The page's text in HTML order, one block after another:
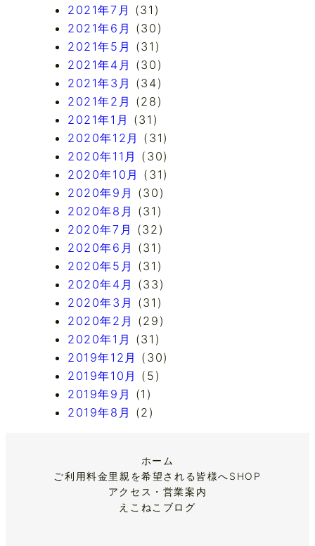
2021年7月 (31)
2021年6月 (30)
2021年5月 (31)
2021年4月 (30)
2021年3月 (34)
2021年2月 (28)
2021年1月 (31)
2020年12月 (31)
2020年11月 (30)
2020年10月 (31)
2020年9月 (30)
2020年8月 (31)
2020年7月 (32)
2020年6月 (31)
2020年5月 (31)
2020年4月 (33)
2020年3月 (31)
2020年2月 (29)
2020年1月 (31)
2019年12月 (30)
2019年10月 (5)
2019年9月 (1)
2019年8月 (2)
ホーム
ご利用料金里親を希望される皆様へSHOP
アクセス・営業案内
えこねこブログ